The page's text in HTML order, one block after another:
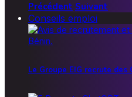
Précédent Suivant
Conseils emploi
Le Groupe EIG recrute des